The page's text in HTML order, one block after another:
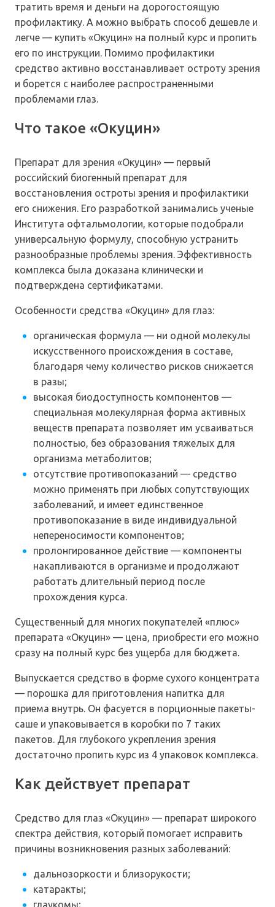
тратить время и деньги на дорогостоящую
профилактику. А можно выбрать способ дешевле и
легче — купить «Окуцин» на полный курс и пропить
его по инструкции. Помимо профилактики
средство активно восстанавливает остроту зрения
и борется с наиболее распространенными
проблемами глаз.
Что такое «Окуцин»
Препарат для зрения «Окуцин» — первый
российский биогенный препарат для
восстановления остроты зрения и профилактики
его снижения. Его разработкой занимались ученые
Института офтальмологии, которые подобрали
универсальную формулу, способную устранить
разнообразные проблемы зрения. Эффективность
комплекса была доказана клинически и
подтверждена сертификатами.
Особенности средства «Окуцин» для глаз:
органическая формула — ни одной молекулы
искусственного происхождения в составе,
благодаря чему количество рисков снижается
в разы;
высокая биодоступность компонентов —
специальная молекулярная форма активных
веществ препарата позволяет им усваиваться
полностью, без образования тяжелых для
организма метаболитов;
отсутствие противопоказаний — средство
можно применять при любых сопутствующих
заболеваний, и имеет единственное
противопоказание в виде индивидуальной
непереносимости компонентов;
пролонгированное действие — компоненты
накапливаются в организме и продолжают
работать длительный период после
прохождения курса.
Существенный для многих покупателей «плюс»
препарата «Окуцин» — цена, приобрести его можно
сразу на полный курс без ущерба для бюджета.
Выпускается средство в форме сухого концентрата
— порошка для приготовления напитка для
приема внутрь. Он фасуется в порционные пакеты-
саше и упаковывается в коробки по 7 таких
пакетов. Для глубокого укрепления зрения
достаточно пропить курс из 4 упаковок комплекса.
Как действует препарат
Средство для глаз «Окуцин» — препарат широкого
спектра действия, который помогает исправить
причины возникновения разных заболеваний:
дальнозоркости и близорукости;
катаракты;
глаукомы;